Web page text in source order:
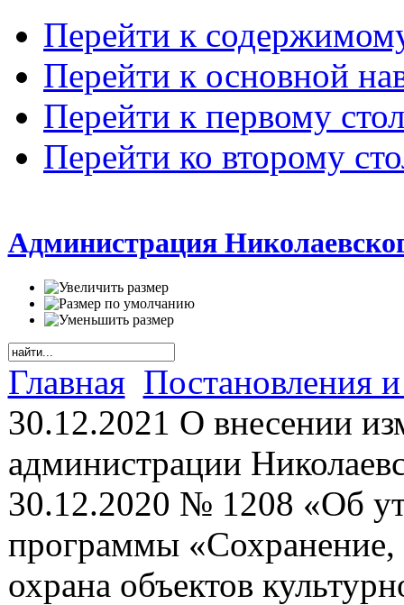
Перейти к
Перейти к основной
Перейти к первому
Перейти ко второму
Администрация
Главная Постановления
30.12.2021 О внесении
администрации
30.12.2020 № 1208 «Об
программы «Сохранение,
охрана объектов